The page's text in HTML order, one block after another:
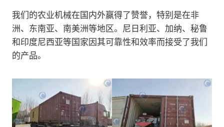
我们的农业机械在国内外赢得了赞誉，特别是在非
洲、东南亚、南美洲等地区。尼日利亚、加纳、秘鲁
和印度尼西亚等国家因其可靠性和效率而接受了我们
的产品。